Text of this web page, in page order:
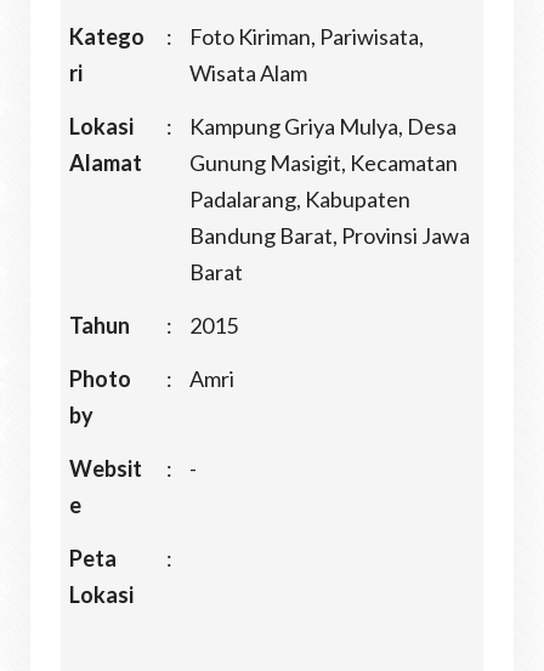
Katego
ri
:
Foto Kiriman, Pariwisata,
Wisata Alam
Lokasi
Alamat
:
Kampung Griya Mulya, Desa
Gunung Masigit, Kecamatan
Padalarang, Kabupaten
Bandung Barat, Provinsi Jawa
Barat
Tahun
:
2015
Photo
by
: Amri
Websit
e
: -
Peta
Lokasi
: